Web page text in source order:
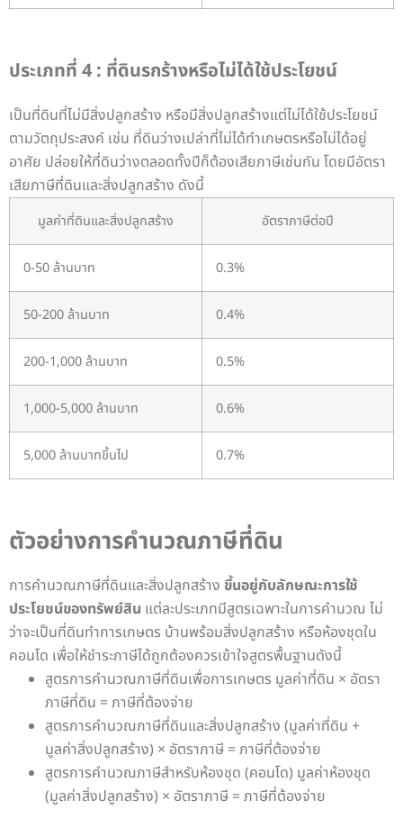
ประเภทที่ 4 : ที่ดินรกร้างหรือไม่ได้ใช้ประโยชน์
เป็นที่ดินที่ไม่มีสิ่งปลูกสร้าง หรือมีสิ่งปลูกสร้างแต่ไม่ได้ใช้ประโยชน์
ตามวัตถุประสงค์ เช่น ที่ดินว่างเปล่าที่ไม่ได้ทำเกษตรหรือไม่ได้อยู่
อาศัย ปล่อยให้ที่ดินว่างตลอดทั้งปีก็ต้องเสียภาษีเช่นกัน โดยมีอัตรา
เสียภาษีที่ดินและสิ่งปลูกสร้าง ดังนี้
มูลค่าที่ดินและสิ่งปลูกสร้าง อัตราภาษีต่อปี
0-50 ล้านบาท 0.3%
50-200 ล้านบาท 0.4%
200-1,000 ล้านบาท 0.5%
1,000-5,000 ล้านบาท 0.6%
5,000 ล้านบาทขึ้นไป 0.7%
ตัวอย่างการคำนวณภาษีที่ดิน
การคำนวณภาษีที่ดินและสิ่งปลูกสร้าง ขึ้นอยู่กับลักษณะการใช้
ประโยชน์ของทรัพย์สิน แต่ละประเภทมีสูตรเฉพาะในการคำนวณ ไม่
ว่าจะเป็นที่ดินทำการเกษตร บ้านพร้อมสิ่งปลูกสร้าง หรือห้องชุดใน
คอนโด เพื่อให้ชำระภาษีได้ถูกต้องควรเข้าใจสูตรพื้นฐานดังนี้
สูตรการคำนวณภาษีที่ดินเพื่อการเกษตร มูลค่าที่ดิน × อัตรา
ภาษีที่ดิน = ภาษีที่ต้องจ่าย
สูตรการคำนวณภาษีที่ดินและสิ่งปลูกสร้าง (มูลค่าที่ดิน +
มูลค่าสิ่งปลูกสร้าง) × อัตราภาษี = ภาษีที่ต้องจ่าย
สูตรการคำนวณภาษีสำหรับห้องชุด (คอนโด) มูลค่าห้องชุด
(มูลค่าสิ่งปลูกสร้าง) × อัตราภาษี = ภาษีที่ต้องจ่าย